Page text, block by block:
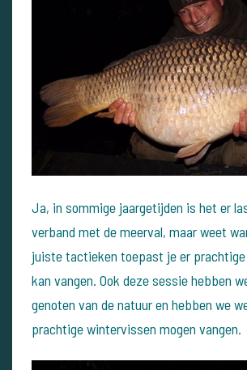
Ja, in sommige jaargetijden is het er
verband met de meerval, maar weet
juiste tactieken toepast je er prachtige
kan vangen. Ook deze sessie hebben
genoten van de natuur en hebben we
prachtige wintervissen mogen vangen.